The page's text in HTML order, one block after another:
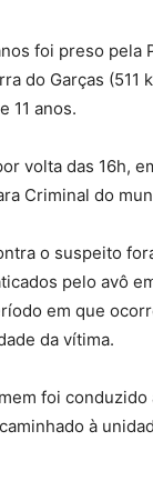
foi preso pela
do Garças
11 anos.
volta das 16h,
Criminal do
o suspeito
pelo avô
em que
da vítima.
foi
à